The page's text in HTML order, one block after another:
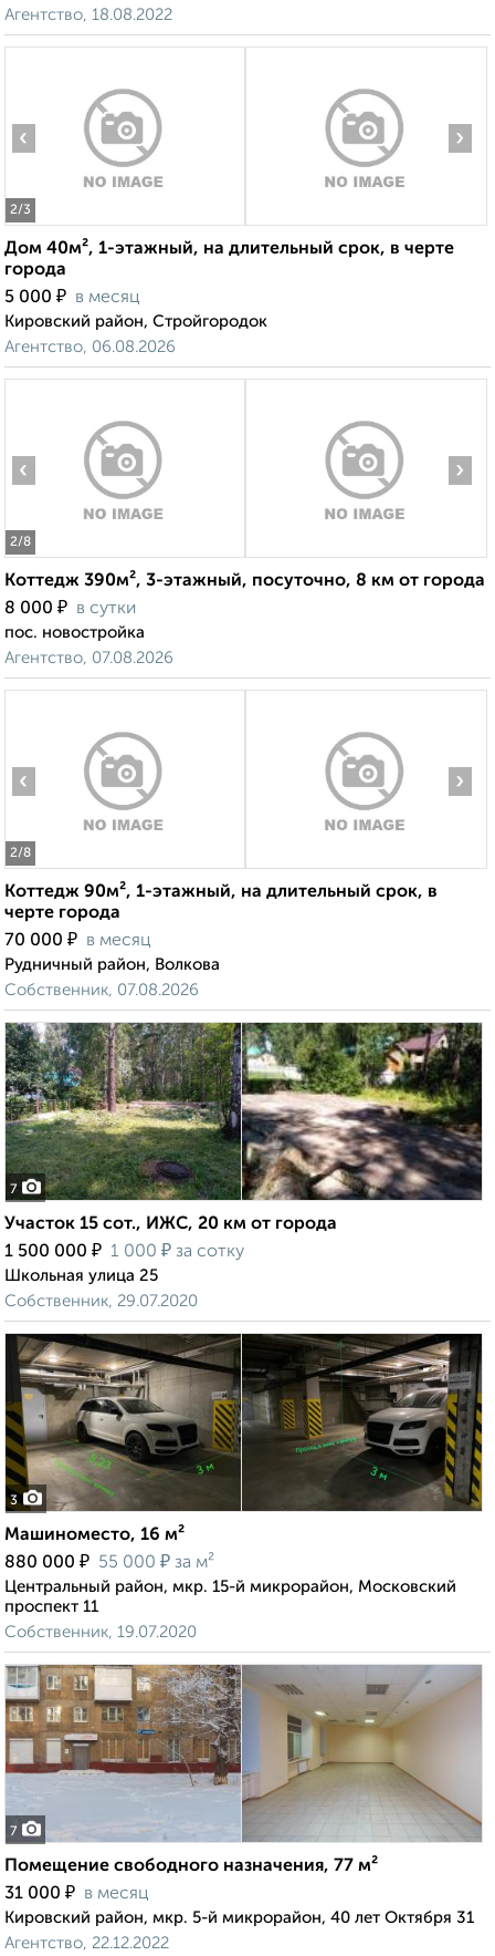
Агентство, 18.08.2022
2/3
‹ ›
Дом 40м², 1-этажный, на длительный срок, в черте
города
5 000 ₽ в месяц
Кировский район, Стройгородок
Агентство, 06.08.2026
2/8
‹ ›
Коттедж 390м², 3-этажный, посуточно, 8 км от города
8 000 ₽ в сутки
пос. новостройка
Агентство, 07.08.2026
2/8
‹ ›
Коттедж 90м², 1-этажный, на длительный срок, в
черте города
70 000 ₽ в месяц
Рудничный район, Волкова
Собственник, 07.08.2026
7
Участок 15 сот., ИЖС, 20 км от города
1 500 000 ₽ 1 000 ₽ за сотку
Школьная улица 25
Собственник, 29.07.2020
3
Машиноместо, 16 м²
880 000 ₽ 55 000 ₽ за м²
Центральный район, мкр. 15-й микрорайон, Московский
проспект 11
Собственник, 19.07.2020
7
Помещение свободного назначения, 77 м²
31 000 ₽ в месяц
Кировский район, мкр. 5-й микрорайон, 40 лет Октября 31
Агентство, 22.12.2022